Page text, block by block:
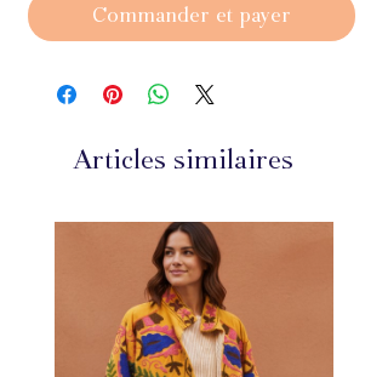
Commander et payer
Articles similaires